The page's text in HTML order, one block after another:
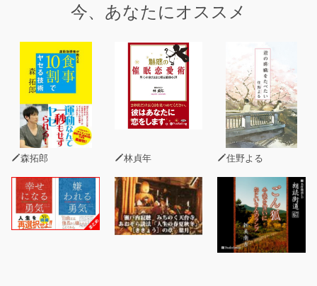
今、あなたにオススメ
森拓郎 林貞年 住野よる